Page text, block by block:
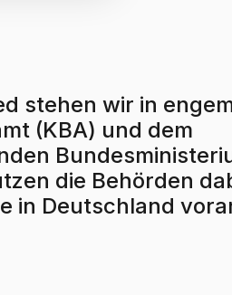
stehen wir in
(KBA) und dem
die Behörden
in Deutschland